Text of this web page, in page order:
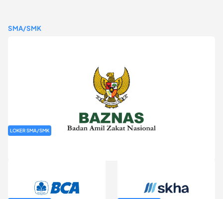
SMA/SMK
LOKER SMA/SMK